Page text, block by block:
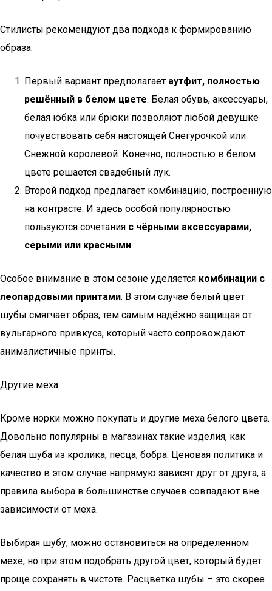
Стилисты рекомендуют два подхода к формированию
образа:
Первый вариант предполагает аутфит, полностью
решённый в белом цвете. Белая обувь, аксессуары,
белая юбка или брюки позволяют любой девушке
почувствовать себя настоящей Снегурочкой или
Снежной королевой. Конечно, полностью в белом
цвете решается свадебный лук.
Второй подход предлагает комбинацию, построенную
на контрасте. И здесь особой популярностью
пользуются сочетания с чёрными аксессуарами,
серыми или красными.
Особое внимание в этом сезоне уделяется комбинации с
леопардовыми принтами. В этом случае белый цвет
шубы смягчает образ, тем самым надёжно защищая от
вульгарного привкуса, который часто сопровождают
анималистичные принты.
Другие меха
Кроме норки можно покупать и другие меха белого цвета.
Довольно популярны в магазинах такие изделия, как
белая шуба из кролика, песца, бобра. Ценовая политика и
качество в этом случае напрямую зависят друг от друга, а
правила выбора в большинстве случаев совпадают вне
зависимости от меха.
Выбирая шубу, можно остановиться на определенном
мехе, но при этом подобрать другой цвет, который будет
проще сохранять в чистоте. Расцветка шубы – это скорее